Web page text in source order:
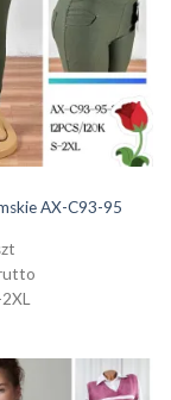
AX-C93-95